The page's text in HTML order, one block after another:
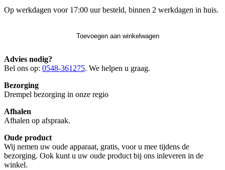
Op werkdagen voor 17:00 uur besteld, binnen 2 werkdagen in huis.
Toevoegen aan winkelwagen
Advies nodig?
Bel ons op: 0548-361275. We helpen u graag.
Bezorging
Drempel bezorging in onze regio
Afhalen
Afhalen op afspraak.
Oude product
Wij nemen uw oude apparaat, gratis, voor u mee tijdens de
bezorging. Ook kunt u uw oude product bij ons inleveren in de
winkel.